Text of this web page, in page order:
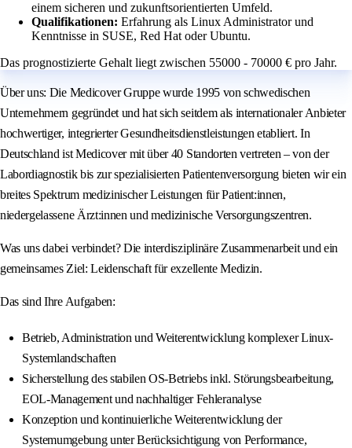
einem sicheren und zukunftsorientierten Umfeld.
Qualifikationen: Erfahrung als Linux Administrator und
Kenntnisse in SUSE, Red Hat oder Ubuntu.
Das prognostizierte Gehalt liegt zwischen 55000 - 70000 € pro Jahr.
Über uns: Die Medicover Gruppe wurde 1995 von schwedischen
Unternehmern gegründet und hat sich seitdem als internationaler Anbieter
hochwertiger, integrierter Gesundheitsdienstleistungen etabliert. In
Deutschland ist Medicover mit über 40 Standorten vertreten – von der
Labordiagnostik bis zur spezialisierten Patientenversorgung bieten wir ein
breites Spektrum medizinischer Leistungen für Patient:innen,
niedergelassene Ärzt:innen und medizinische Versorgungszentren.
Was uns dabei verbindet? Die interdisziplinäre Zusammenarbeit und ein
gemeinsames Ziel: Leidenschaft für exzellente Medizin.
Das sind Ihre Aufgaben:
Betrieb, Administration und Weiterentwicklung komplexer Linux-
Systemlandschaften
Sicherstellung des stabilen OS-Betriebs inkl. Störungsbearbeitung,
EOL-Management und nachhaltiger Fehleranalyse
Konzeption und kontinuierliche Weiterentwicklung der
Systemumgebung unter Berücksichtigung von Performance,